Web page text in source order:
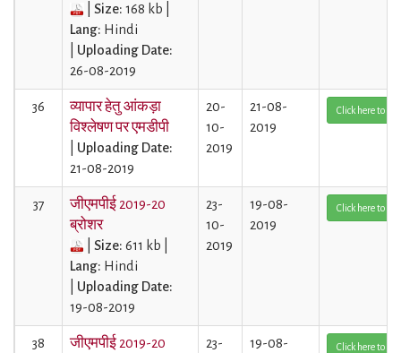
Size: 168 kb |
Lang: Hindi
Uploading Date:
26-08-2019
36
व्यापार हेतु आंकड़ा
विश्लेषण पर एमडीपी
Uploading Date:
21-08-2019
20-
10-
2019
21-08-
2019
Click here to
37
जीएमपीई 2019-20
ब्रोशर
Size: 611 kb |
Lang: Hindi
Uploading Date:
19-08-2019
23-
10-
2019
19-08-
2019
Click here to
38
जीएमपीई 2019-20
23-
19-08-
Click here to